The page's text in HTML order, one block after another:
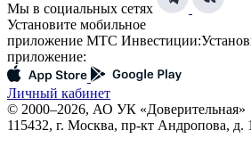
Мы в социальных сетях
Установите мобильное
приложение МТС Инвестиции:
приложение:
Личный кабинет
© 2000–2026, АО УК «Доверительная»
115432, г. Москва, пр-кт Андропова, д.